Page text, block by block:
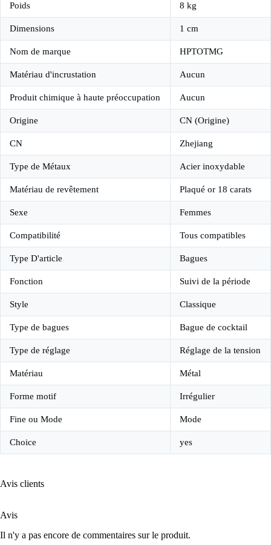
Poids 8 kg
Dimensions 1 cm
Nom de marque HPTOTMG
Matériau d'incrustation Aucun
Produit chimique à haute préoccupation Aucun
Origine CN (Origine)
CN Zhejiang
Type de Métaux Acier inoxydable
Matériau de revêtement Plaqué or 18 carats
Sexe Femmes
Compatibilité Tous compatibles
Type D'article Bagues
Fonction Suivi de la période
Style Classique
Type de bagues Bague de cocktail
Type de réglage Réglage de la tension
Matériau Métal
Forme motif Irrégulier
Fine ou Mode Mode
Choice yes
Avis clients
Avis
Il n'y a pas encore de commentaires sur le produit.